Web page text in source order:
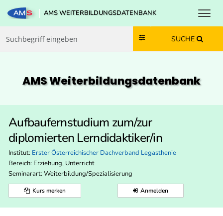
Zum Inhalt springen
Zum Navmenü springen
Zur Suche springen
Zur Footer springen
AMS WEITERBILDUNGSDATENBANK
SUCHE
AMS Weiterbildungs­datenbank
Aufbaufernstudium zum/zur
diplomierten Lerndidaktiker/in
Institut: Erster Österreichischer Dachverband Legasthenie
Bereich: Erziehung, Unterricht
Seminarart: Weiterbildung/Spezialisierung
Kurs merken Anmelden